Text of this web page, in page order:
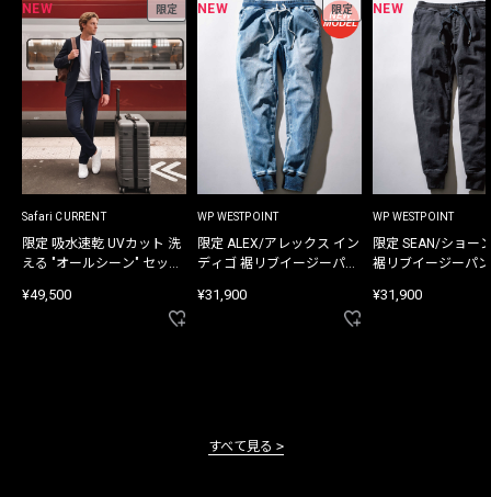
NEW 限定
Safari CURRENT
限定 吸水速乾 UVカット 洗
える "オールシーン" セット
¥49,500
NEW 限定
WP WESTPOINT
限定 ALEX/アレックス イン
ディゴ 裾リブイージーパン
¥31,900
NEW
WP WESTPOINT
限定 SEAN/ショー
裾リブイージーパ
¥31,900
すべて見る